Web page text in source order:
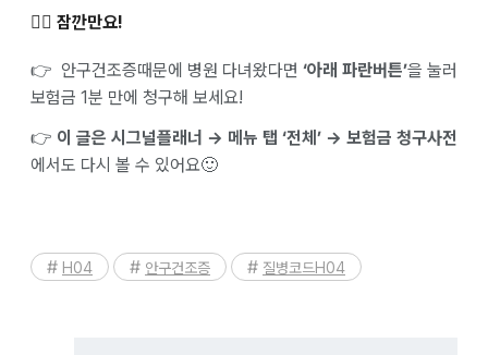
✋🏻 잠깐만요!
👉 안구건조증때문에 병원 다녀왔다면 ‘아래 파란버튼’을 눌러
보험금 1분 만에 청구해 보세요!
👉 이 글은 시그널플래너 → 메뉴 탭 ‘전체’ → 보험금 청구사전
에서도 다시 볼 수 있어요🙂
H04 안구건조증 질병코드H04